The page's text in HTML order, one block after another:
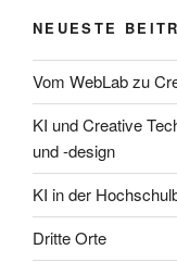
NEUESTE
Vom WebLab zu
KI und Creative
und -design
KI in der
Dritte Orte